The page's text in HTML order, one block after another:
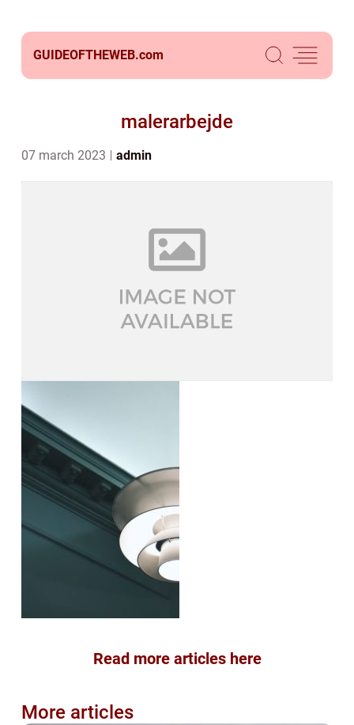
GUIDEOFTHEWEB.com
malerarbejde
07 march 2023 admin
Read more articles here
More articles